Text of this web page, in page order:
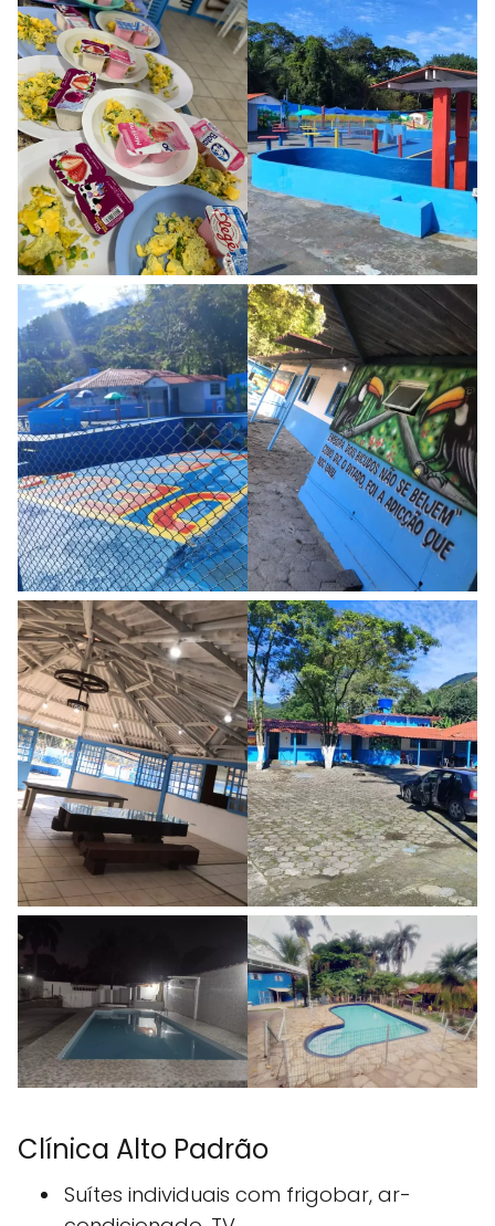
Clínica Alto Padrão
Suítes individuais com frigobar, ar-